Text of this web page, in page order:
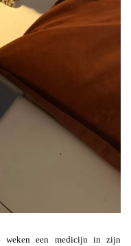
weken een medicijn in zijn